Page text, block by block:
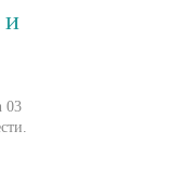
и
03